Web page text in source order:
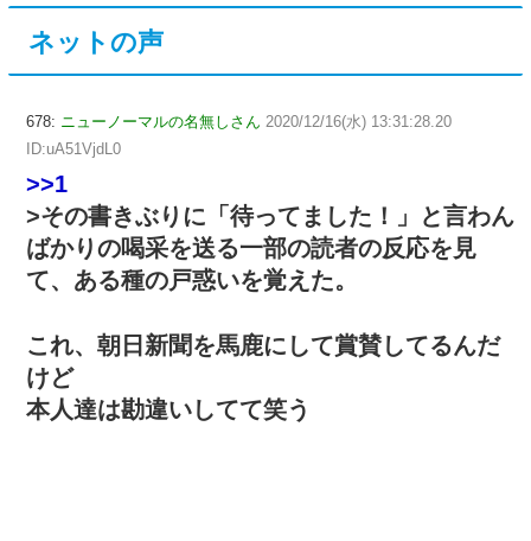
ネットの声
678: ニューノーマルの名無しさん 2020/12/16(水) 13:31:28.20
ID:uA51VjdL0
>>1
>その書きぶりに「待ってました！」と言わん
ばかりの喝采を送る一部の読者の反応を見
て、ある種の戸惑いを覚えた。
これ、朝日新聞を馬鹿にして賞賛してるんだ
けど
本人達は勘違いしてて笑う